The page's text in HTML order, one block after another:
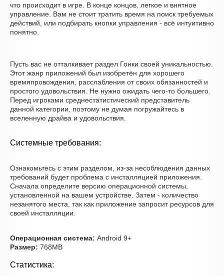
что происходит в игре. В конце концов, легкое и внятное
управление. Вам не стоит тратить время на поиск требуемых
действий, или подбирать кнопки управления - всё интуитивно
понятно.
Пусть вас не отталкивает раздел Гонки своей уникальностью.
Этот жанр приложений был изобретён для хорошего
времяпровождения, расслабления от своих обязанностей и
простого удовольствия. Не нужно ожидать чего-то большего.
Перед игроками среднестатистический представитель
данной категории, поэтому не думая погружайтесь в
вселенную драйва и удовольствия.
Системные требования:
Ознакомьтесь с этим разделом, из-за несоблюдения данных
требований будет проблема с инсталляцией приложения.
Сначала определите версию операционной системы,
установленной на вашем устройстве. Затем - количество
незанятого места, так как приложение запросит ресурсов для
своей инсталляции.
Операционная система: Android 9+
Размер: 768MB
Статистика: